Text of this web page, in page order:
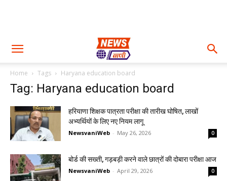
Home Tags Haryana education board
Tag: Haryana education board
हरियाणा शिक्षक पात्रता परीक्षा की तारीख घोषित, लाखों
अभ्यर्थियों के लिए नए नियम लागू
NewsvaniWeb - May 26, 2026 0
बोर्ड की सख्ती, गड़बड़ी करने वाले छात्रों की दोबारा परीक्षा आज
NewsvaniWeb - April 29, 2026 0